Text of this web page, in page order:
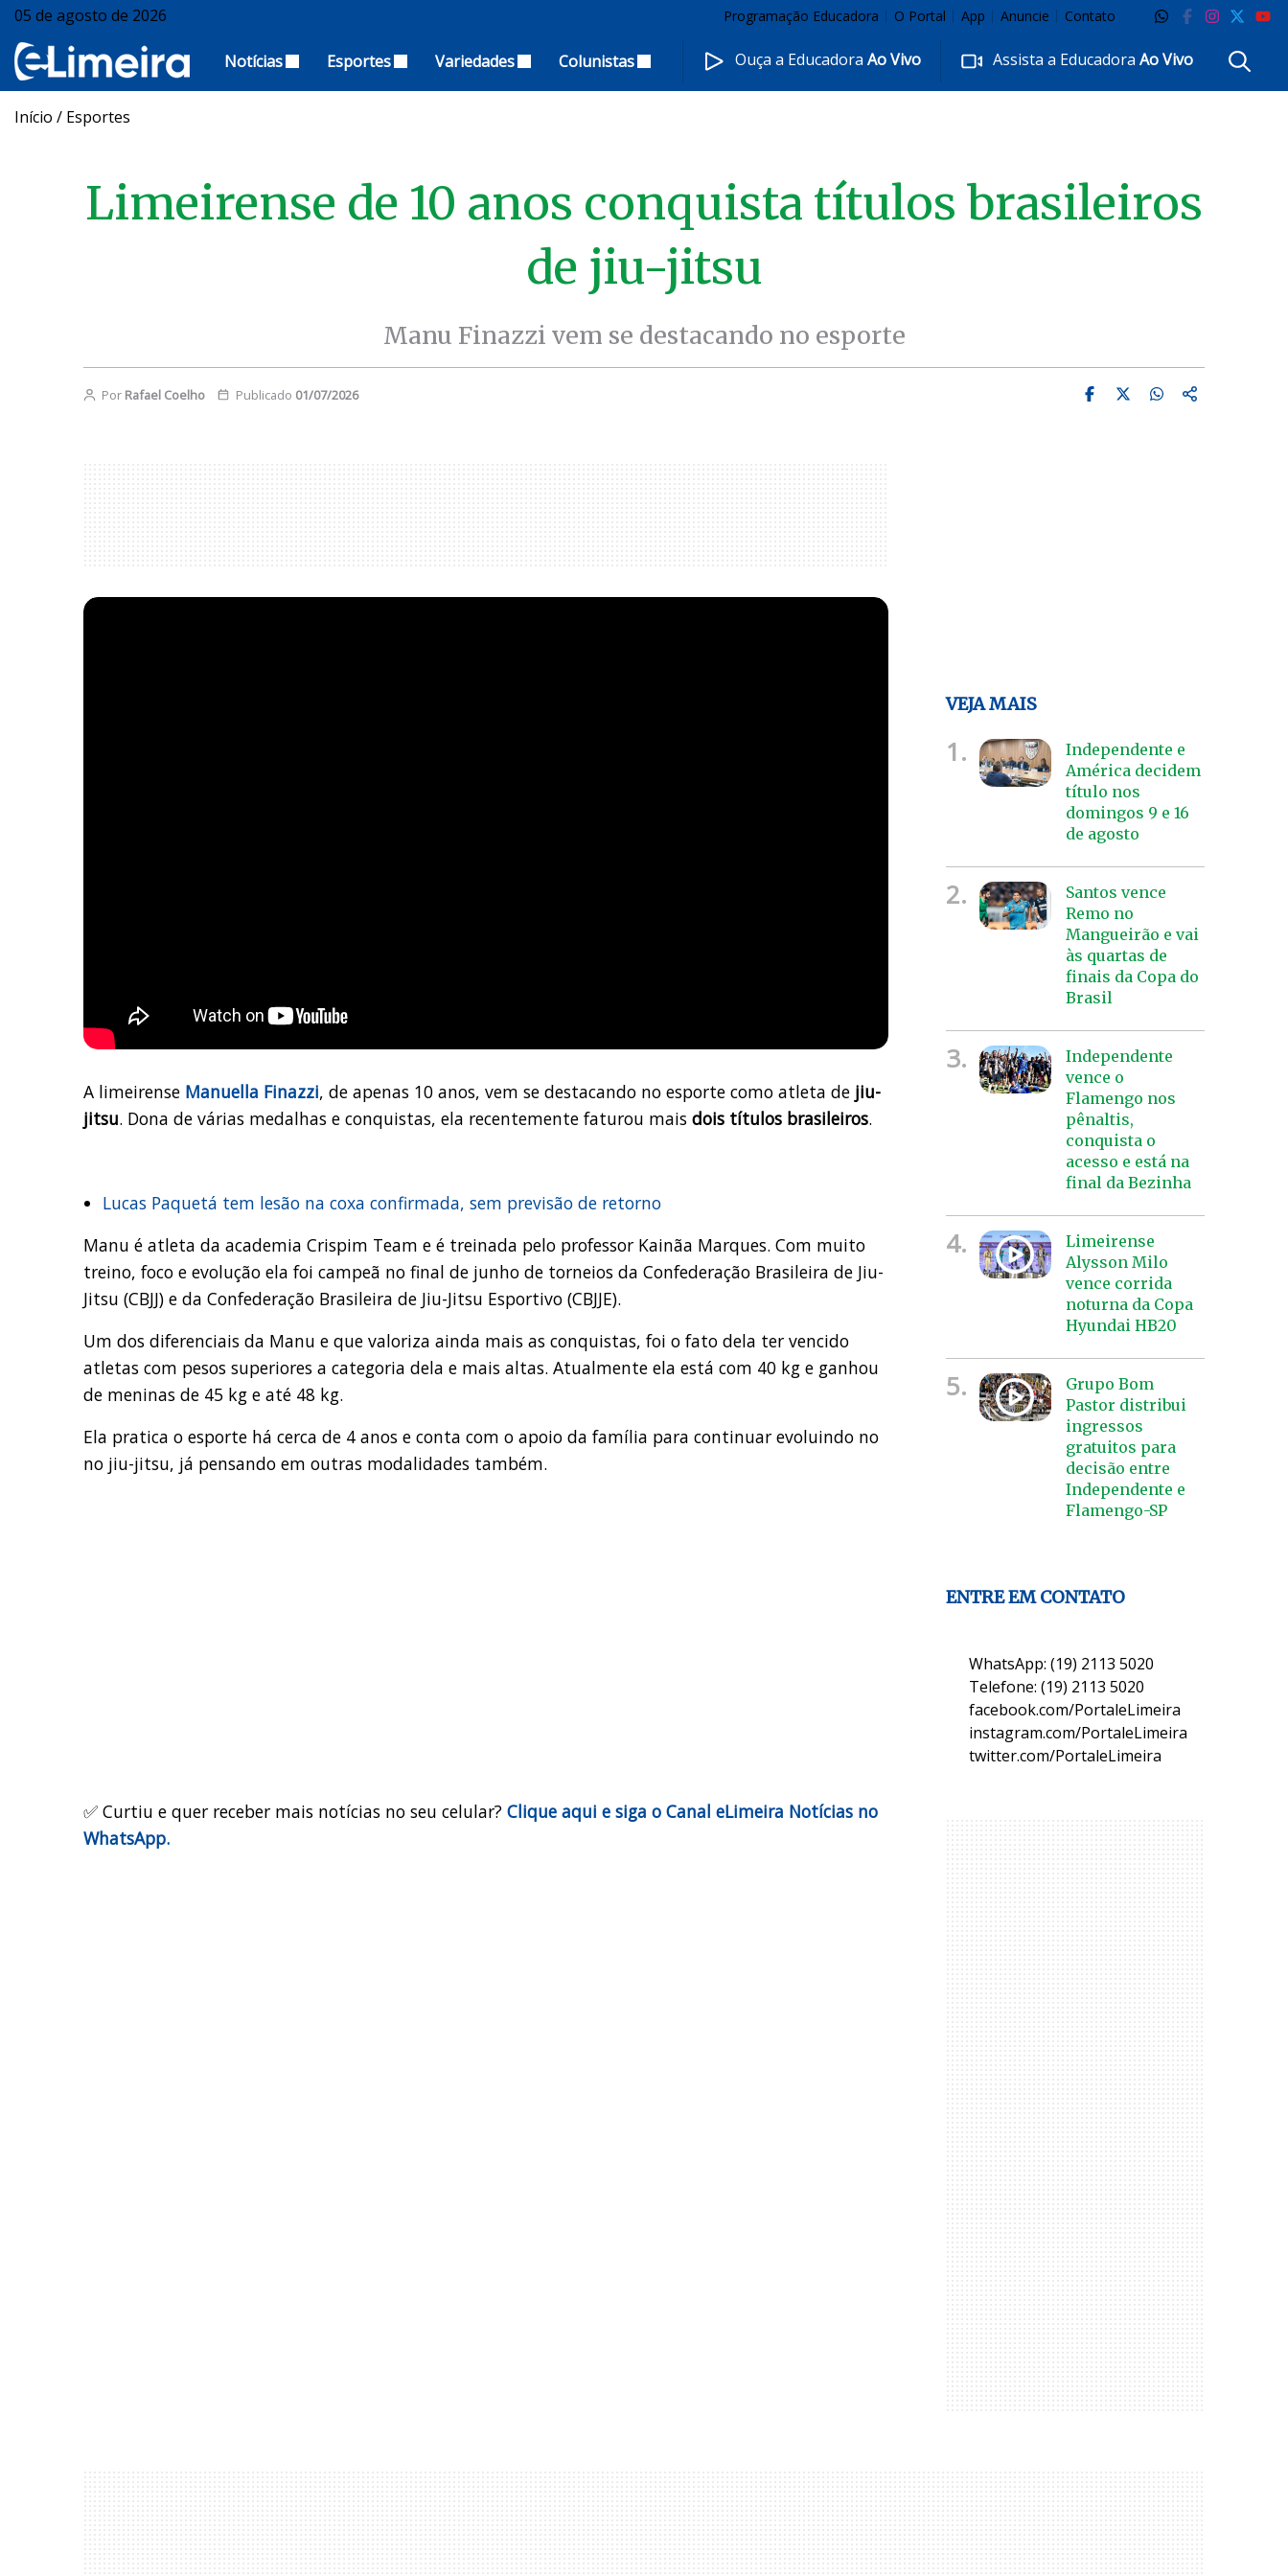
05 de agosto de 2026 Programação Educadora O Portal App Anuncie Contato
Notícias Esportes Variedades Colunistas Ouça a EducadoraAo Vivo Assista a EducadoraAo Vivo
Início / Esportes
Limeirense de 10 anos conquista títulos brasileiros
de jiu-jitsu
Manu Finazzi vem se destacando no esporte
Por Rafael Coelho Publicado 01/07/2026
A limeirense Manuella Finazzi, de apenas 10 anos, vem se destacando no esporte como atleta de jiu-
jitsu. Dona de várias medalhas e conquistas, ela recentemente faturou mais dois títulos brasileiros.
Lucas Paquetá tem lesão na coxa confirmada, sem previsão de retorno
Manu é atleta da academia Crispim Team e é treinada pelo professor Kainãa Marques. Com muito
treino, foco e evolução ela foi campeã no final de junho de torneios da Confederação Brasileira de Jiu-
Jitsu (CBJJ) e da Confederação Brasileira de Jiu-Jitsu Esportivo (CBJJE).
Um dos diferenciais da Manu e que valoriza ainda mais as conquistas, foi o fato dela ter vencido
atletas com pesos superiores a categoria dela e mais altas. Atualmente ela está com 40 kg e ganhou
de meninas de 45 kg e até 48 kg.
Ela pratica o esporte há cerca de 4 anos e conta com o apoio da família para continuar evoluindo no
no jiu-jitsu, já pensando em outras modalidades também.
✅ Curtiu e quer receber mais notícias no seu celular? Clique aqui e siga o Canal eLimeira Notícias no
WhatsApp.
VEJA MAIS
1.
Independente e
América decidem
título nos
domingos 9 e 16
de agosto
2.
Santos vence
Remo no
Mangueirão e vai
às quartas de
finais da Copa do
Brasil
3.
Independente
vence o
Flamengo nos
pênaltis,
conquista o
acesso e está na
final da Bezinha
4.
Limeirense
Alysson Milo
vence corrida
noturna da Copa
Hyundai HB20
5.
Grupo Bom
Pastor distribui
ingressos
gratuitos para
decisão entre
Independente e
Flamengo-SP
ENTRE EM CONTATO
WhatsApp: (19) 2113 5020
Telefone: (19) 2113 5020
facebook.com/PortaleLimeira
instagram.com/PortaleLimeira
twitter.com/PortaleLimeira